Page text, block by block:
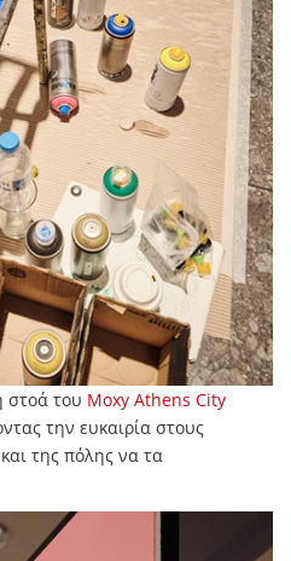
στοά του Moxy Athens City
την ευκαιρία στους
της πόλης να τα